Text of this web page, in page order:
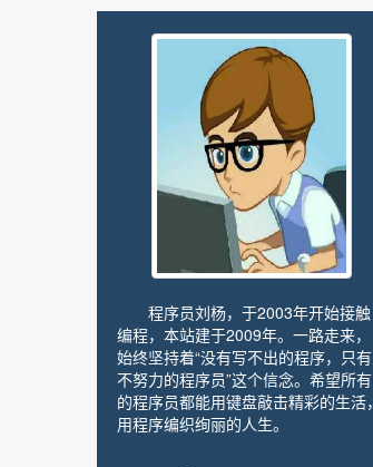
程序员刘杨，于2003年开始接触
编程，本站建于2009年。一路走来，
始终坚持着“没有写不出的程序，只有
不努力的程序员”这个信念。希望所有
的程序员都能用键盘敲击精彩的生活，
用程序编织绚丽的人生。